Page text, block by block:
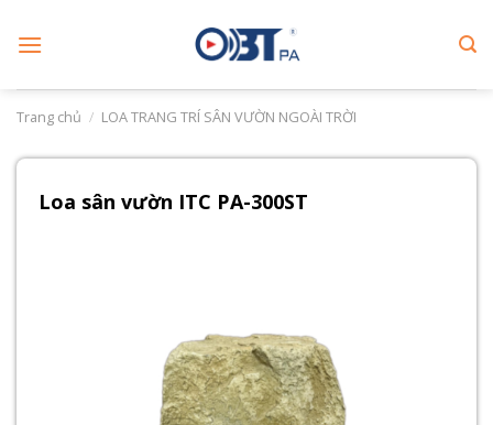
Trang chủ / LOA TRANG TRÍ SÂN VƯỜN NGOÀI TRỜI
Loa sân vườn ITC PA-300ST